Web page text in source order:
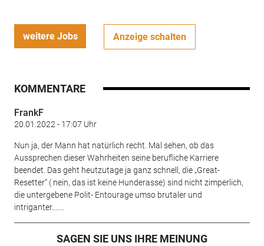
weitere Jobs Anzeige schalten
KOMMENTARE
FrankF
20.01.2022 - 17:07 Uhr
Nun ja, der Mann hat natürlich recht. Mal sehen, ob das
Aussprechen dieser Wahrheiten seine berufliche Karriere
beendet. Das geht heutzutage ja ganz schnell, die „Great-
Resetter“ ( nein, das ist keine Hunderasse) sind nicht zimperlich,
die untergebene Polit- Entourage umso brutaler und
intriganter.......
SAGEN SIE UNS IHRE MEINUNG